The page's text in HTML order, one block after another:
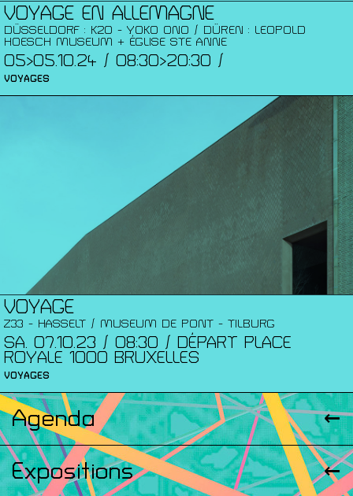
VOYAGE EN ALLEMAGNE
DÜSSELDORF : K20 - YOKO ONO / DÜREN : LEOPOLD
HOESCH MUSEUM + ÉGLISE STE ANNE
05>05.10.24 / 08:30>20:30 /
VOYAGES
VOYAGE
Z33 - HASSELT / MUSEUM DE PONT - TILBURG
SA. 07.10.23 / 08:30 / DÉPART PLACE
ROYALE 1000 BRUXELLES
VOYAGES
Agenda
Expositions